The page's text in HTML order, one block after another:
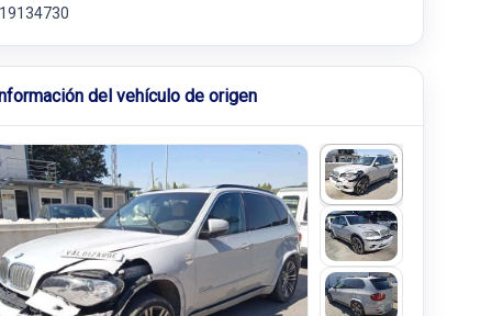
del vehículo de origen